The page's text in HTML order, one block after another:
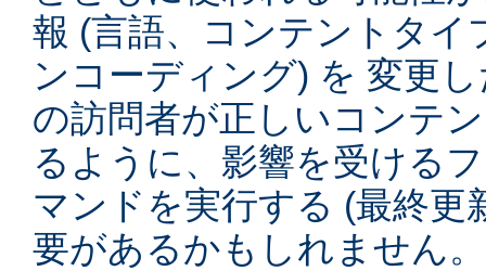
報 (言語、コンテントタイ
ンコーディング) を 変更
の訪問者が正しいコンテ
るように、影響を受ける
マンドを実行する (最終更
要があるかもしれません。